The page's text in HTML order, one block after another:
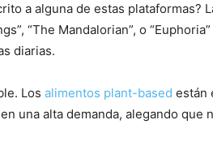
a alguna de estas
“The Mandalorian”, o
diarias.
Los alimentos plant-based están
una alta demanda, alegando